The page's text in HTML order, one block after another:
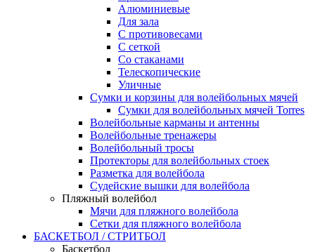
Алюминиевые
Для зала
С противовесами
С сеткой
Со стаканами
Телескопические
Уличные
Сумки и корзины для волейбольных мячей
Сумки для волейбольных мячей Torres
Волейбольные карманы и антенны
Волейбольные тренажеры
Волейбольный тросы
Протекторы для волейбольных стоек
Разметка для волейбола
Судейские вышки для волейбола
Пляжный волейбол
Мячи для пляжного волейбола
Сетки для пляжного волейбола
БАСКЕТБОЛ / СТРИТБОЛ
Баскетбол